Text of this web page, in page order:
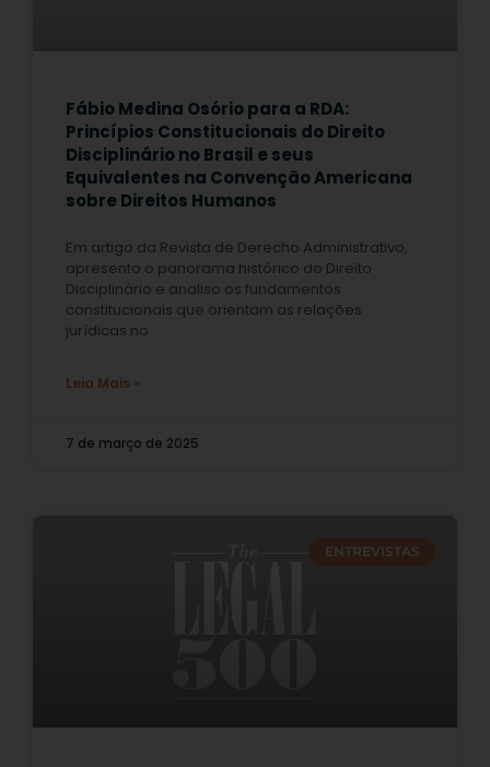
Fábio Medina Osório para a RDA:
Princípios Constitucionais do Direito
Disciplinário no Brasil e seus
Equivalentes na Convenção Americana
sobre Direitos Humanos
Em artigo da Revista de Derecho Administrativo,
apresento o panorama histórico do Direito
Disciplinário e analiso os fundamentos
constitucionais que orientam as relações
jurídicas no
Leia Mais »
7 de março de 2025
ENTREVISTAS